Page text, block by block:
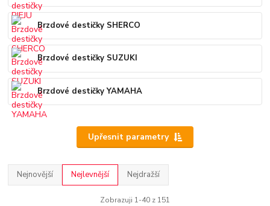
Brzdové destičky SHERCO
Brzdové destičky SUZUKI
Brzdové destičky YAMAHA
Upřesnit parametry
Nejnovější Nejlevnější Nejdražší
Zobrazuji 1-40 z 151